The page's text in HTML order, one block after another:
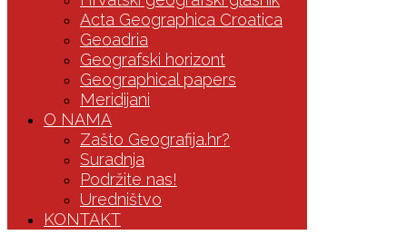
Acta Geographica Croatica
Geoadria
Geografski horizont
Geographical papers
Meridijani
O NAMA
Zašto Geografija.hr?
Suradnja
Podržite nas!
Uredništvo
KONTAKT